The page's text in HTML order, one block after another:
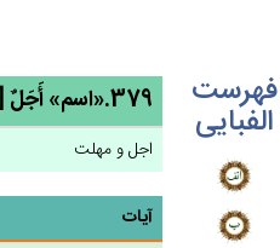
فهرست
الفبایی 379.«اسم» أَجَل‌ٌ [6] ← اجل
اجل و مهلت
آیات